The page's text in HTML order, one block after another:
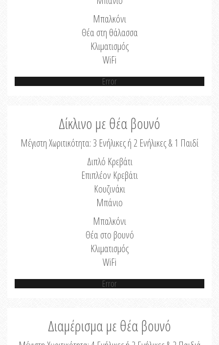
Μπαλκόνι
Θέα στη θάλασσα
Κλιματισμός
WiFi
Error
Δίκλινο με θέα βουνό
Μέγιστη Χωριτικότητα: 3 Ενήλικες ή 2 Ενήλικες & 1 Παιδί
Διπλό Κρεβάτι
Επιπλέον Κρεβάτι
Κουζινάκι
Μπάνιο
Μπαλκόνι
Θέα στο βουνό
Κλιματισμός
WiFi
Error
Διαμέρισμα με θέα βουνό